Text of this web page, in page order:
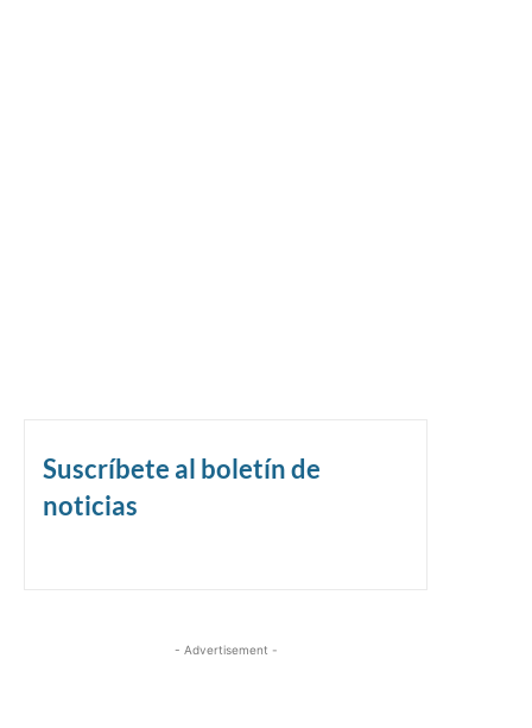
Suscríbete al boletín de
noticias
- Advertisement -